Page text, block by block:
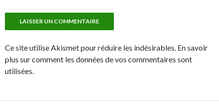
Ce site utilise Akismet pour réduire les indésirables. En savoir
plus sur comment les données de vos commentaires sont
utilisées.